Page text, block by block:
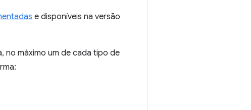
e disponíveis na versão
no máximo um de cada tipo de